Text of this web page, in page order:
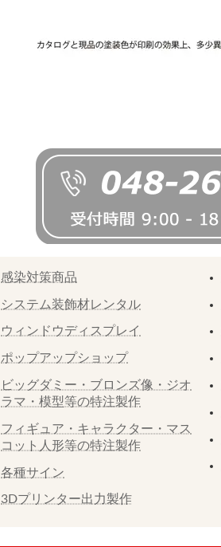
感染対策商品
システム装飾材レンタル
ウィンドウディスプレイ
ポップアップショップ
ビッグダミー・ブロンズ像・ジオ
ラマ・模型等の特注製作
フィギュア・キャラクター・マス
コット人形等の特注製作
各種サイン
3Dプリンター出力製作